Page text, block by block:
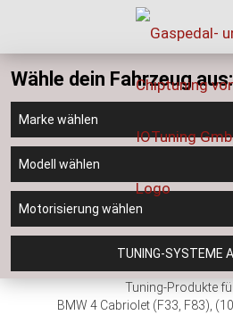
Wähle dein Fahrzeug aus:
TUNING-SYSTEME
Tuning-Produkte
BMW 4 Cabriolet (F33, F83),